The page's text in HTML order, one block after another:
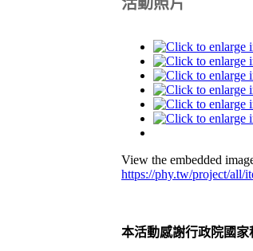
View the embedded
https://phy.tw/project/all/
本活動感謝行政院國